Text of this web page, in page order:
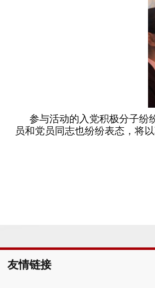
参与活动的入党积极分子纷
员和党员同志也纷纷表态，将
友情链接